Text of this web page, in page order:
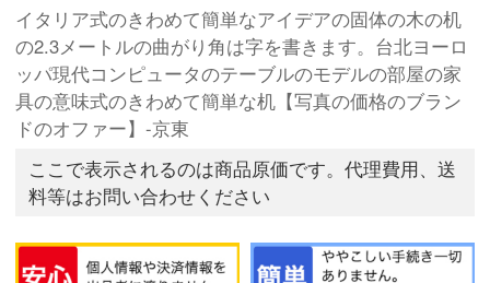
イタリア式のきわめて簡単なアイデアの固体の木の机
の2.3メートルの曲がり角は字を書きます。台北ヨーロ
ッパ現代コンピュータのテーブルのモデルの部屋の家
具の意味式のきわめて簡単な机【写真の価格のブラン
ドのオファー】-京東
ここで表示されるのは商品原価です。代理費用、送
料等はお問い合わせください